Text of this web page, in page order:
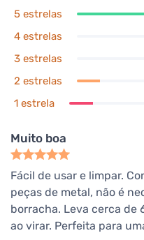
5 estrelas
4 estrelas
3 estrelas
2 estrelas
1 estrela
Muito boa
Fácil de usar e limpar.
peças de metal, não é
borracha. Leva cerca de
ao virar. Perfeita para